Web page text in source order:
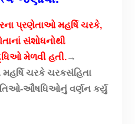
પ્રણેતાઓ મહર્ષિ ચરકે,
સંશોધનોથી
મેળવી હતી.→
ચરકે ચરકસંહિતા
ઔષધિઓનું વર્ણન કર્યુ